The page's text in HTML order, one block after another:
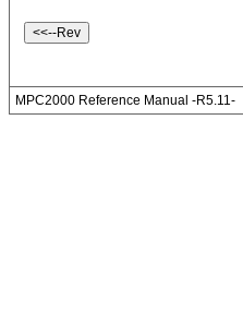
MPC2000 Reference Manual -R5.11-